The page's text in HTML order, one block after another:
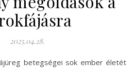
2025.04.28.